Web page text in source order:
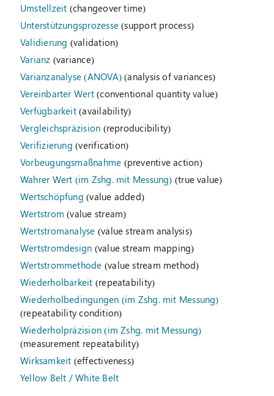
Umstellzeit (changeover time)
Unterstützungsprozesse(support process)
Validierung (validation)
Varianz (variance)
Varianzanalyse (ANOVA)(analysis of variances)
Vereinbarter Wert(conventional quantity value)
Verfügbarkeit(availability)
Vergleichspräzision (reproducibility)
Verifizierung (verification)
Vorbeugungsmaßnahme (preventive action)
Wahrer Wert (im Zshg. mit Messung) (true value)
Wertschöpfung (value added)
Wertstrom (value stream)
Wertstromanalyse (value stream analysis)
Wertstromdesign (value stream mapping)
Wertstrommethode (value stream method)
Wiederholbarkeit (repeatability)
Wiederholbedingungen (im Zshg. mit Messung)
(repeatability condition)
Wiederholpräzision (im Zshg. mit Messung)
(measurement repeatability)
Wirksamkeit (effectiveness)
Yellow Belt / White Belt